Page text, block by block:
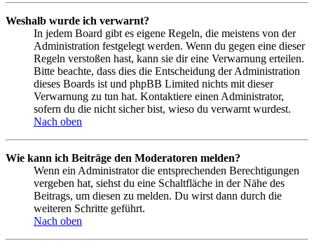
Weshalb wurde ich verwarnt?
In jedem Board gibt es eigene Regeln, die meistens von der
Administration festgelegt werden. Wenn du gegen eine dieser
Regeln verstoßen hast, kann sie dir eine Verwarnung erteilen.
Bitte beachte, dass dies die Entscheidung der Administration
dieses Boards ist und phpBB Limited nichts mit dieser
Verwarnung zu tun hat. Kontaktiere einen Administrator,
sofern du die nicht sicher bist, wieso du verwarnt wurdest.
Nach oben
Wie kann ich Beiträge den Moderatoren melden?
Wenn ein Administrator die entsprechenden Berechtigungen
vergeben hat, siehst du eine Schaltfläche in der Nähe des
Beitrags, um diesen zu melden. Du wirst dann durch die
weiteren Schritte geführt.
Nach oben